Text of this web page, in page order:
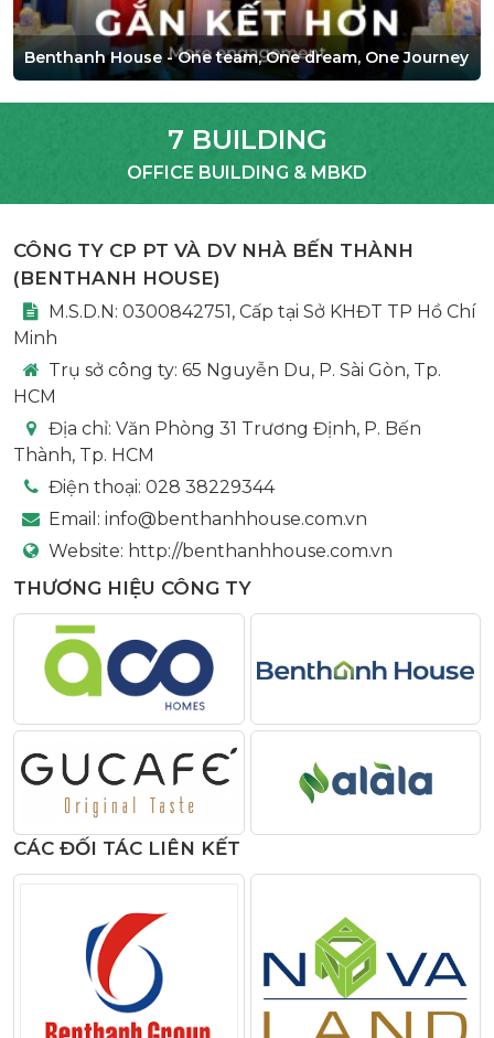
Benthanh House - One team, One dream, One Journey
7 BUILDING
OFFICE BUILDING & MBKD
CÔNG TY CP PT VÀ DV NHÀ BẾN THÀNH
(BENTHANH HOUSE)
M.S.D.N: 0300842751, Cấp tại Sở KHĐT TP Hồ Chí
Minh
Trụ sở công ty: 65 Nguyễn Du, P. Sài Gòn, Tp.
HCM
Địa chỉ: Văn Phòng 31 Trương Định, P. Bến
Thành, Tp. HCM
Điện thoại: 028 38229344
Email: info@benthanhhouse.com.vn
Website: http://benthanhhouse.com.vn
THƯƠNG HIỆU CÔNG TY
CÁC ĐỐI TÁC LIÊN KẾT